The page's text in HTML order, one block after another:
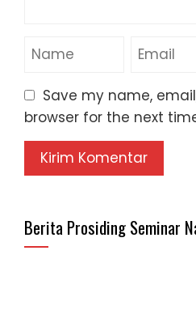
Save my name,
browser for the next
Berita Prosiding Seminar